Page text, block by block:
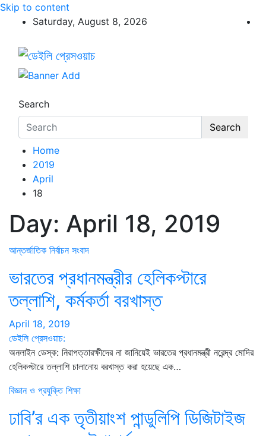
Skip to content
Saturday, August 8, 2026
ডেইলি প্রেসওয়াচ
ডেইলি প্রেসওয়াচ মুক্তিযুদ্ধের চেতনায় উদ্বুদ্ধ মুখপত্র
Search
Search
Home
2019
April
18
Day: April 18, 2019
আন্তর্জাতিক নির্বাচন সংবাদ
ভারতের প্রধানমন্ত্রীর হেলিকপ্টারে
তল্লাশি, কর্মকর্তা বরখাস্ত
April 18, 2019
ডেইলি প্রেসওয়াচ:
অনলাইন ডেস্ক: নিরাপত্তারক্ষীদের না জানিয়েই ভারতের প্রধানমন্ত্রী নরেন্দ্র মোদির
হেলিকপ্টারে তল্লাশি চালানোয় বরখাস্ত করা হয়েছে এক…
বিজ্ঞান ও প্রযুক্তি শিক্ষা
ঢাবি’র এক তৃতীয়াংশ পান্ডুলিপি ডিজিটাইজ